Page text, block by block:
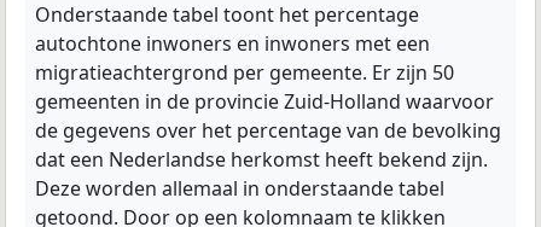
Onderstaande tabel toont het percentage
autochtone inwoners en inwoners met een
migratieachtergrond per gemeente. Er zijn 50
gemeenten in de provincie Zuid-Holland waarvoor
de gegevens over het percentage van de bevolking
dat een Nederlandse herkomst heeft bekend zijn.
Deze worden allemaal in onderstaande tabel
getoond. Door op een kolomnaam te klikken